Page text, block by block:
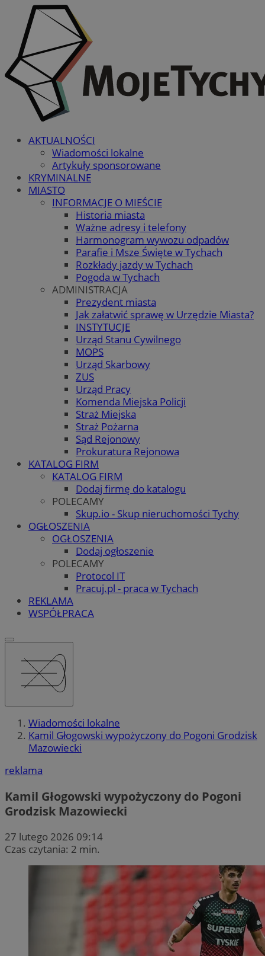
AKTUALNOŚCI
Wiadomości lokalne
Artykuły sponsorowane
KRYMINALNE
MIASTO
INFORMACJE O MIEŚCIE
Historia miasta
Ważne adresy i telefony
Harmonogram wywozu odpadów
Parafie i Msze Święte w Tychach
Rozkłady jazdy w Tychach
Pogoda w Tychach
ADMINISTRACJA
Prezydent miasta
Jak załatwić sprawę w Urzędzie Miasta?
INSTYTUCJE
Urząd Stanu Cywilnego
MOPS
Urząd Skarbowy
ZUS
Urząd Pracy
Komenda Miejska Policji
Straż Miejska
Straż Pożarna
Sąd Rejonowy
Prokuratura Rejonowa
KATALOG FIRM
KATALOG FIRM
Dodaj firmę do katalogu
POLECAMY
Skup.io - Skup nieruchomości Tychy
OGŁOSZENIA
OGŁOSZENIA
Dodaj ogłoszenie
POLECAMY
Protocol IT
Pracuj.pl - praca w Tychach
REKLAMA
WSPÓŁPRACA
Wiadomości lokalne
Kamil Głogowski wypożyczony do Pogoni Grodzisk
Mazowiecki
reklama
Kamil Głogowski wypożyczony do Pogoni
Grodzisk Mazowiecki
27 lutego 2026 09:14
Czas czytania: 2 min.